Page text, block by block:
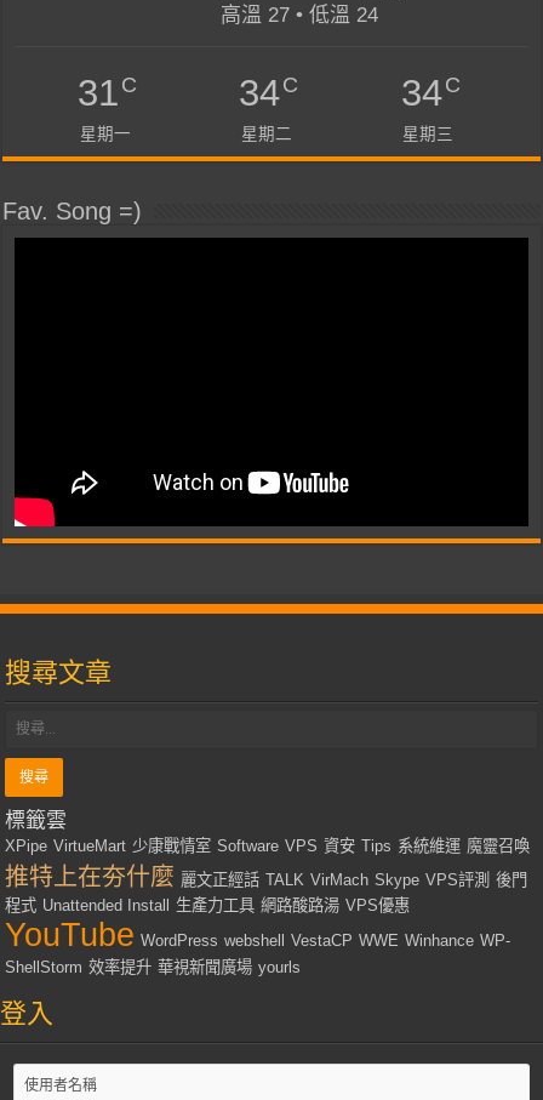
高溫 27 • 低溫 24
31C
星期一
34C
星期二
34C
星期三
Fav. Song =)
搜尋文章
標籤雲
XPipe VirtueMart 少康戰情室 Software VPS 資安 Tips 系統維運 魔靈召喚
推特上在夯什麼 麗文正經話 TALK VirMach Skype VPS評測 後門
程式 Unattended Install 生產力工具 網路酸路湯 VPS優惠
YouTube WordPress webshell VestaCP WWE Winhance WP-
ShellStorm 效率提升 華視新聞廣場 yourls
登入